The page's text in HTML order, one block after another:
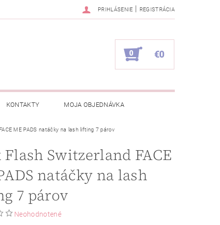
PRIHLÁSENIE | REGISTRÁCIA
0 €0
KONTAKTY MOJA OBJEDNÁVKA
ME PADS natáčky na lash lifting 7 párov
Switzerland FACE
natáčky na lash
7 párov
Neohodnotené